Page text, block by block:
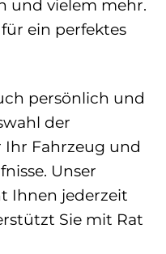
und vielem mehr.
ein perfektes
persönlich und
der
Fahrzeug und
Unser
Ihnen jederzeit
Sie mit Rat